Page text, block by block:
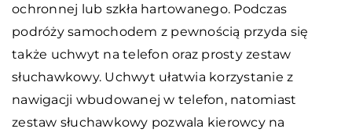
ochronnej lub szkła hartowanego. Podczas
podróży samochodem z pewnością przyda się
także uchwyt na telefon oraz prosty zestaw
słuchawkowy. Uchwyt ułatwia korzystanie z
nawigacji wbudowanej w telefon, natomiast
zestaw słuchawkowy pozwala kierowcy na